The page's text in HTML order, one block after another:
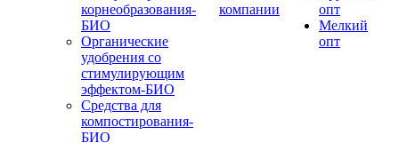
корнеобразования-
БИО
Органические
удобрения со
стимулирующим
эффектом-БИО
Средства для
компостирования-
БИО
компании
опт
Мелкий
опт